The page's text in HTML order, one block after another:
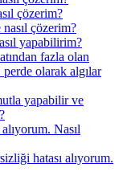
çözerim?
çözerim?
yapabilirim?
fazla olan
olarak algılar
yapabilir ve
Nasıl
hatası alıyorum.